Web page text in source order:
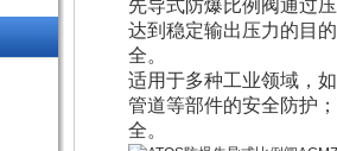
先导式防爆比例阀通过
达到稳定输出压力的目
全。
适用于多种工业领域，
管道等部件的安全防护
全。